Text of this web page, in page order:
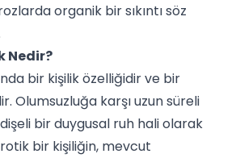
organik bir sıkıntı söz
Nedir?
bir kişilik özelliğidir ve bir
Olumsuzluğa karşı uzun süreli
bir duygusal ruh hali olarak
bir kişiliğin, mevcut